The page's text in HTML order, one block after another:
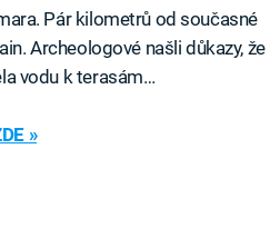
Pár kilometrů od současné
Archeologové našli důkazy, že
vodu k terasám…
»